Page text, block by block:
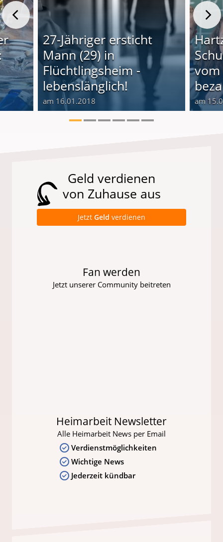
27-Jähriger ersticht
Mann (29) in
Flüchtlingsheim -
lebenslänglich!
am 16.01.2018 am
Geld verdienen
von Zuhause aus
Jetzt Geld verdienen
Fan werden
Jetzt unserer Community beitreten
Heimarbeit Newsletter
Alle Heimarbeit News per Email
Verdienstmöglichkeiten
Wichtige News
Jederzeit kündbar